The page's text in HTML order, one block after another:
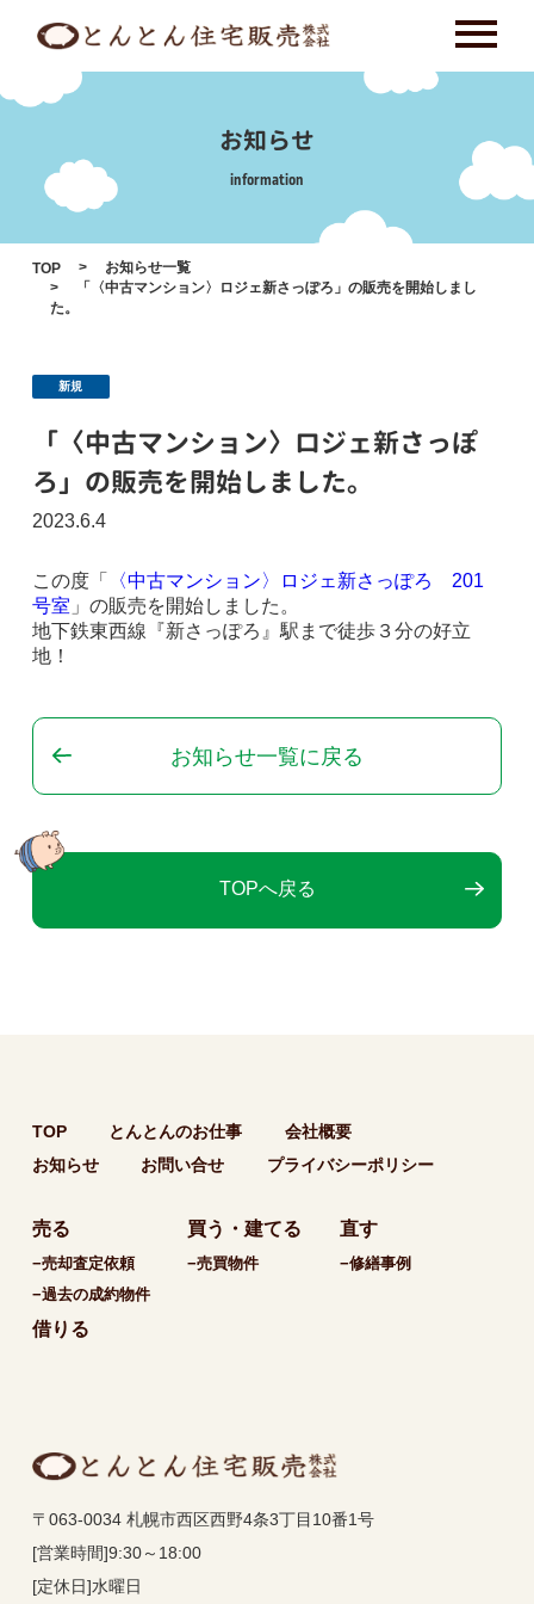
content
お知らせ
information
TOP
お知らせ一覧
「〈中古マンション〉ロジェ新さっぽろ」の販売を開始しまし
た。
新規
「〈中古マンション〉ロジェ新さっぽ
ろ」の販売を開始しました。
2023.6.4
この度「
〈中古マンション〉ロジェ新さっぽろ 201
号室 」の販売を開始しました。
地下鉄東西線『新さっぽろ』駅まで徒歩３分の好立
地！
お知らせ一覧に戻る
TOPへ戻る
TOP とんとんのお仕事
会社概要
お知らせ
お問い合せ プライバシーポリシー
売る
−売却査定依頼
−過去の成約物件
買う・建てる
−売買物件
直す
−修繕事例
借りる
〒063-0034 札幌市西区西野4条3丁目10番1号
[営業時間]9:30～18:00
[定休日]水曜日